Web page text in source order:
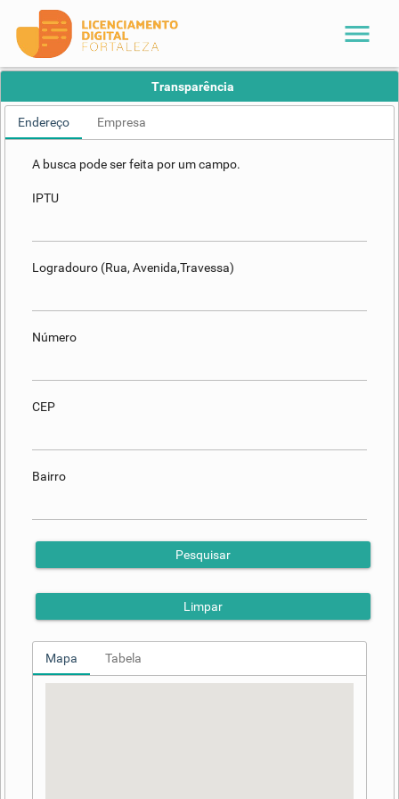
menu
Transparência
Endereço Empresa
A busca pode ser feita por um campo.
IPTU
Logradouro (Rua, Avenida,Travessa)
Número
CEP
Bairro
Pesquisar
Limpar
Mapa Tabela